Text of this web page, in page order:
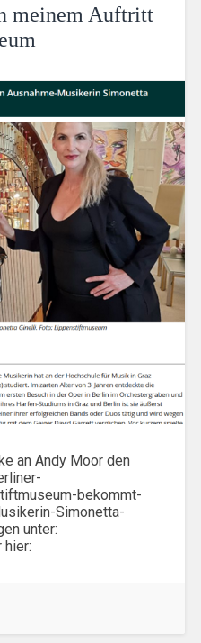
meinem Auftritt
an Andy Moor den
bekommt-
Simonetta-
unter:
hier: